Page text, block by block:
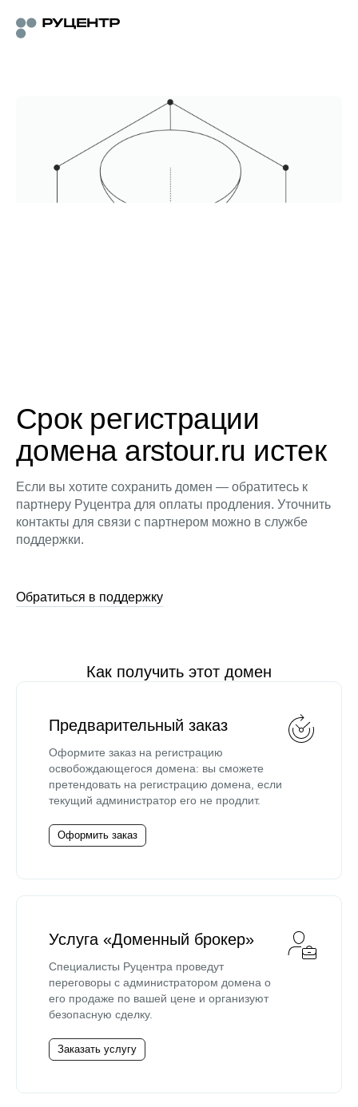
Срок регистрации
домена arstour.ru истек
Если вы хотите сохранить домен — обратитесь к
партнеру Руцентра для оплаты продления. Уточнить
контакты для связи с партнером можно в службе
поддержки.
Обратиться в поддержку
Как получить этот домен
Предварительный заказ
Оформите заказ на регистрацию
освобождающегося домена: вы сможете
претендовать на регистрацию домена, если
текущий администратор его не продлит.
Оформить заказ
Услуга «Доменный брокер»
Специалисты Руцентра проведут
переговоры с администратором домена о
его продаже по вашей цене и организуют
безопасную сделку.
Заказать услугу